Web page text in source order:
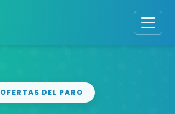
OFERTAS DEL PARO